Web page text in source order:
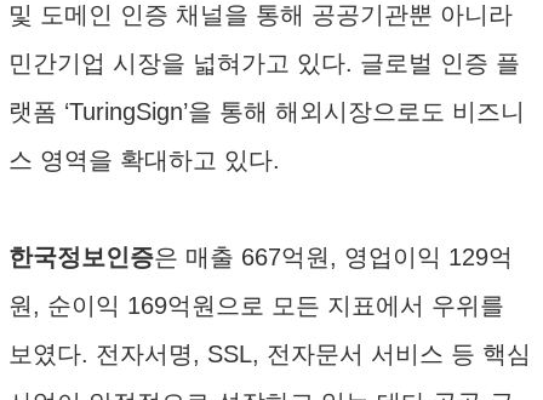
및 도메인 인증 채널을 통해 공공기관뿐 아니라
민간기업 시장을 넓혀가고 있다. 글로벌 인증 플
랫폼 ‘TuringSign’을 통해 해외시장으로도 비즈니
스 영역을 확대하고 있다.
한국정보인증은 매출 667억원, 영업이익 129억
원, 순이익 169억원으로 모든 지표에서 우위를
보였다. 전자서명, SSL, 전자문서 서비스 등 핵심